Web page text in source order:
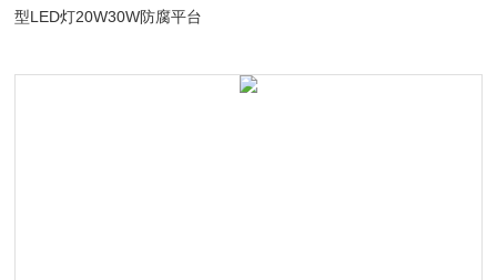
型LED灯20W30W防腐平台